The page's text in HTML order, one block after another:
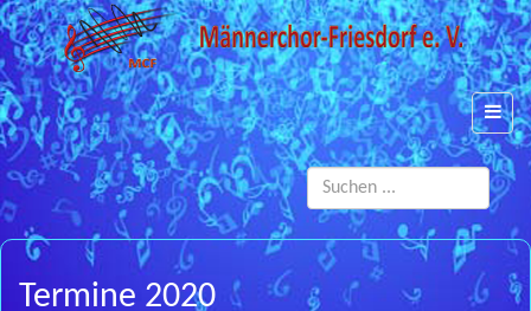
...
Termine 2020